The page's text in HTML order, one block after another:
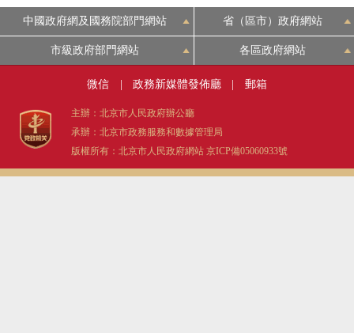
中國政府網及國務院部門網站 省（區市）政府網站
市級政府部門網站 各區政府網站
微信 政務新媒體發佈廳 郵箱
主辦：北京市人民政府辦公廳
承辦：北京市政務服務和數據管理局
版權所有：北京市人民政府網站 京ICP備05060933號